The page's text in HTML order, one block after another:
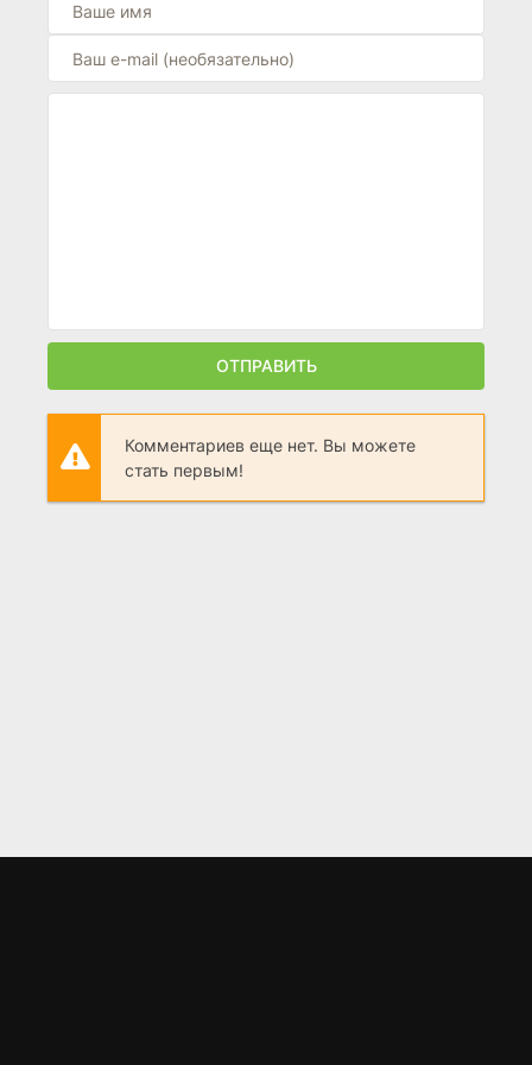
ОТПРАВИТЬ
Комментариев еще нет. Вы можете
стать первым!